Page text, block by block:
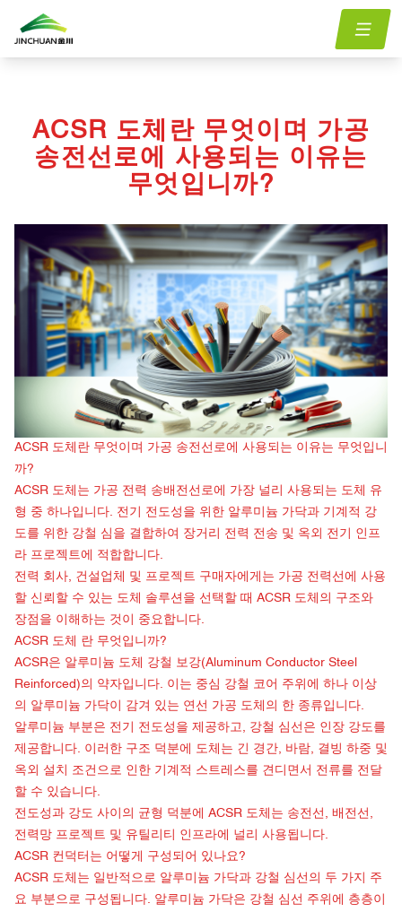
홈/menu.Blog
what-is-acsr-conductor-and-why-is-it-used-in-overhead-
ACSR 도체란 무엇이며 가공
송전선로에 사용되는 이유는
무엇입니까?
ACSR 도체란 무엇이며 가공 송전선로에 사용되는 이유는 무엇입니
까?
ACSR 도체는 가공 전력 송배전선로에 가장 널리 사용되는 도체 유
형 중 하나입니다. 전기 전도성을 위한 알루미늄 가닥과 기계적 강
도를 위한 강철 심을 결합하여 장거리 전력 전송 및 옥외 전기 인프
라 프로젝트에 적합합니다.
전력 회사, 건설업체 및 프로젝트 구매자에게는 가공 전력선에 사용
할 신뢰할 수 있는 도체 솔루션을 선택할 때 ACSR 도체의 구조와
장점을 이해하는 것이 중요합니다.
ACSR 도체
란 무엇입니까?
ACSR은 알루미늄 도체 강철 보강(Aluminum Conductor Steel
Reinforced)의 약자입니다. 이는 중심 강철 코어 주위에 하나 이상
의 알루미늄 가닥이 감겨 있는 연선 가공 도체의 한 종류입니다.
알루미늄 부분은 전기 전도성을 제공하고, 강철 심선은 인장 강도를
제공합니다. 이러한 구조 덕분에 도체는 긴 경간, 바람, 결빙 하중 및
옥외 설치 조건으로 인한 기계적 스트레스를 견디면서 전류를 전달
할 수 있습니다.
전도성과 강도 사이의 균형 덕분에 ACSR 도체는 송전선, 배전선,
전력망 프로젝트 및 유틸리티 인프라에 널리 사용됩니다.
ACSR 컨덕터는 어떻게 구성되어 있나요?
ACSR 도체는 일반적으로 알루미늄 가닥과 강철 심선의 두 가지 주
요 부분으로 구성됩니다. 알루미늄 가닥은 강철 심선 주위에 층층이